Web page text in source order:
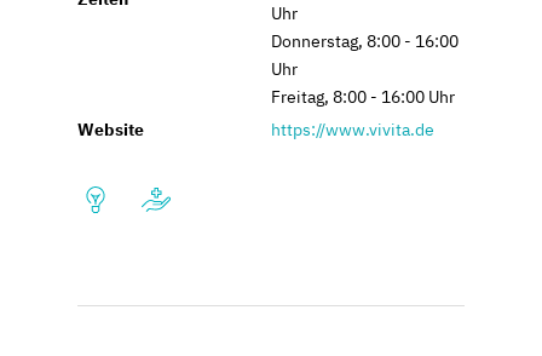
Uhr
Donnerstag, 8:00 - 16:00
Uhr
Freitag, 8:00 - 16:00 Uhr
Website
https://www.vivita.de